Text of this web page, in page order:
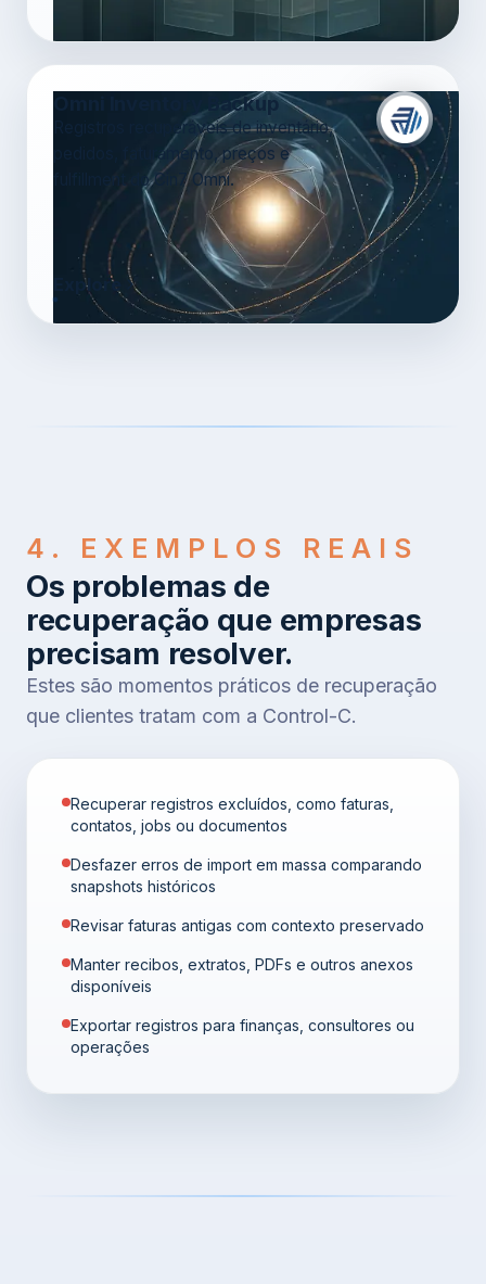
Omni Inventory Backup
Registros recuperáveis de inventário,
pedidos, faturamento, preços e
fulfillment do Cin7 Omni.
Explore
4. EXEMPLOS REAIS
Os problemas de
recuperação que empresas
precisam resolver.
Estes são momentos práticos de recuperação
que clientes tratam com a Control-C.
Recuperar registros excluídos, como faturas,
contatos, jobs ou documentos
Desfazer erros de import em massa comparando
snapshots históricos
Revisar faturas antigas com contexto preservado
Manter recibos, extratos, PDFs e outros anexos
disponíveis
Exportar registros para finanças, consultores ou
operações